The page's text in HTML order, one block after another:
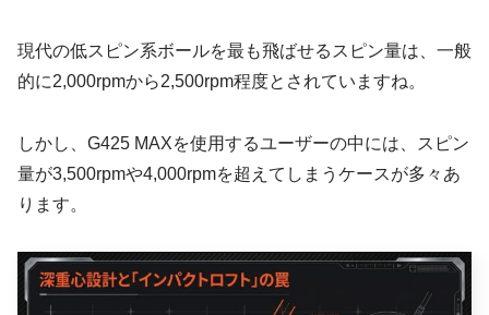
現代の低スピン系ボールを最も飛ばせるスピン量は、一般
的に2,000rpmから2,500rpm程度とされていますね。
しかし、G425 MAXを使用するユーザーの中には、スピン
量が3,500rpmや4,000rpmを超えてしまうケースが多々あ
ります。